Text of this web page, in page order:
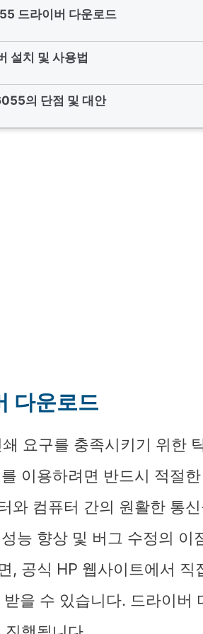
드라이버 다운로드
설치 및 사용법
의 단점 및 대안
다운로드
요구를 충족시키기 위한
이용하려면 반드시 적절
와 컴퓨터 간의 원활한 통
능 향상 및 버그 수정의 이
, 공식 HP 웹사이트에서 직
을 수 있습니다. 드라이버